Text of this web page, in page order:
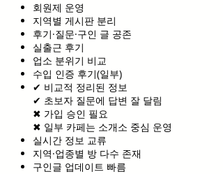
회원제 운영
지역별 게시판 분리
후기·질문·구인 글 공존
실출근 후기
업소 분위기 비교
수입 인증 후기(일부)
✔ 비교적 정리된 정보
✔ 초보자 질문에 답변 잘 달림
✖ 가입 승인 필요
✖ 일부 카페는 소개소 중심 운영
실시간 정보 교류
지역·업종별 방 다수 존재
구인글 업데이트 빠름